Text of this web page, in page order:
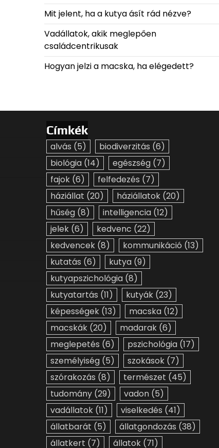
Mit jelent, ha a kutya ásít rád nézve?
Vadállatok, akik meglepően
családcentrikusak
Hogyan jelzi a macska, ha elégedett?
Címkék
alvás (5) biodiverzitás (6)
biológia (14) egészség (7)
fajok (6) felfedezés (7)
háziállat (20) háziállatok (20)
hűség (8) intelligencia (12)
jelek (6) kedvenc (22)
kedvencek (8) kommunikáció (13)
kutatás (6) kutya (9)
kutyapszichológia (8)
kutyatartás (11) kutyák (23)
képességek (13) macska (12)
macskák (20) madarak (6)
meglepetés (6) pszichológia (17)
személyiség (5) szokások (7)
szórakozás (8) természet (45)
tudomány (29) vadon (5)
vadállatok (11) viselkedés (41)
állatbarát (5) állatgondozás (38)
állatkert (7) állatok (71)